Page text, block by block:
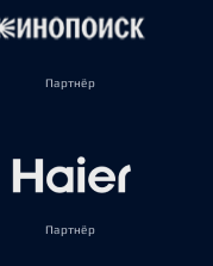
Партнёр
Партнёр